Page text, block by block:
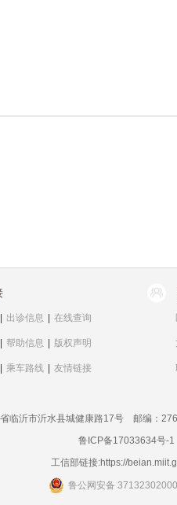
出诊信息 在线查询
帮助信息 版权声明
乘车路线 友情链接
临沂市沂水县城健康路17号 邮编：
鲁ICP备17033634号-1
工信部链接:https://
鲁公网安备